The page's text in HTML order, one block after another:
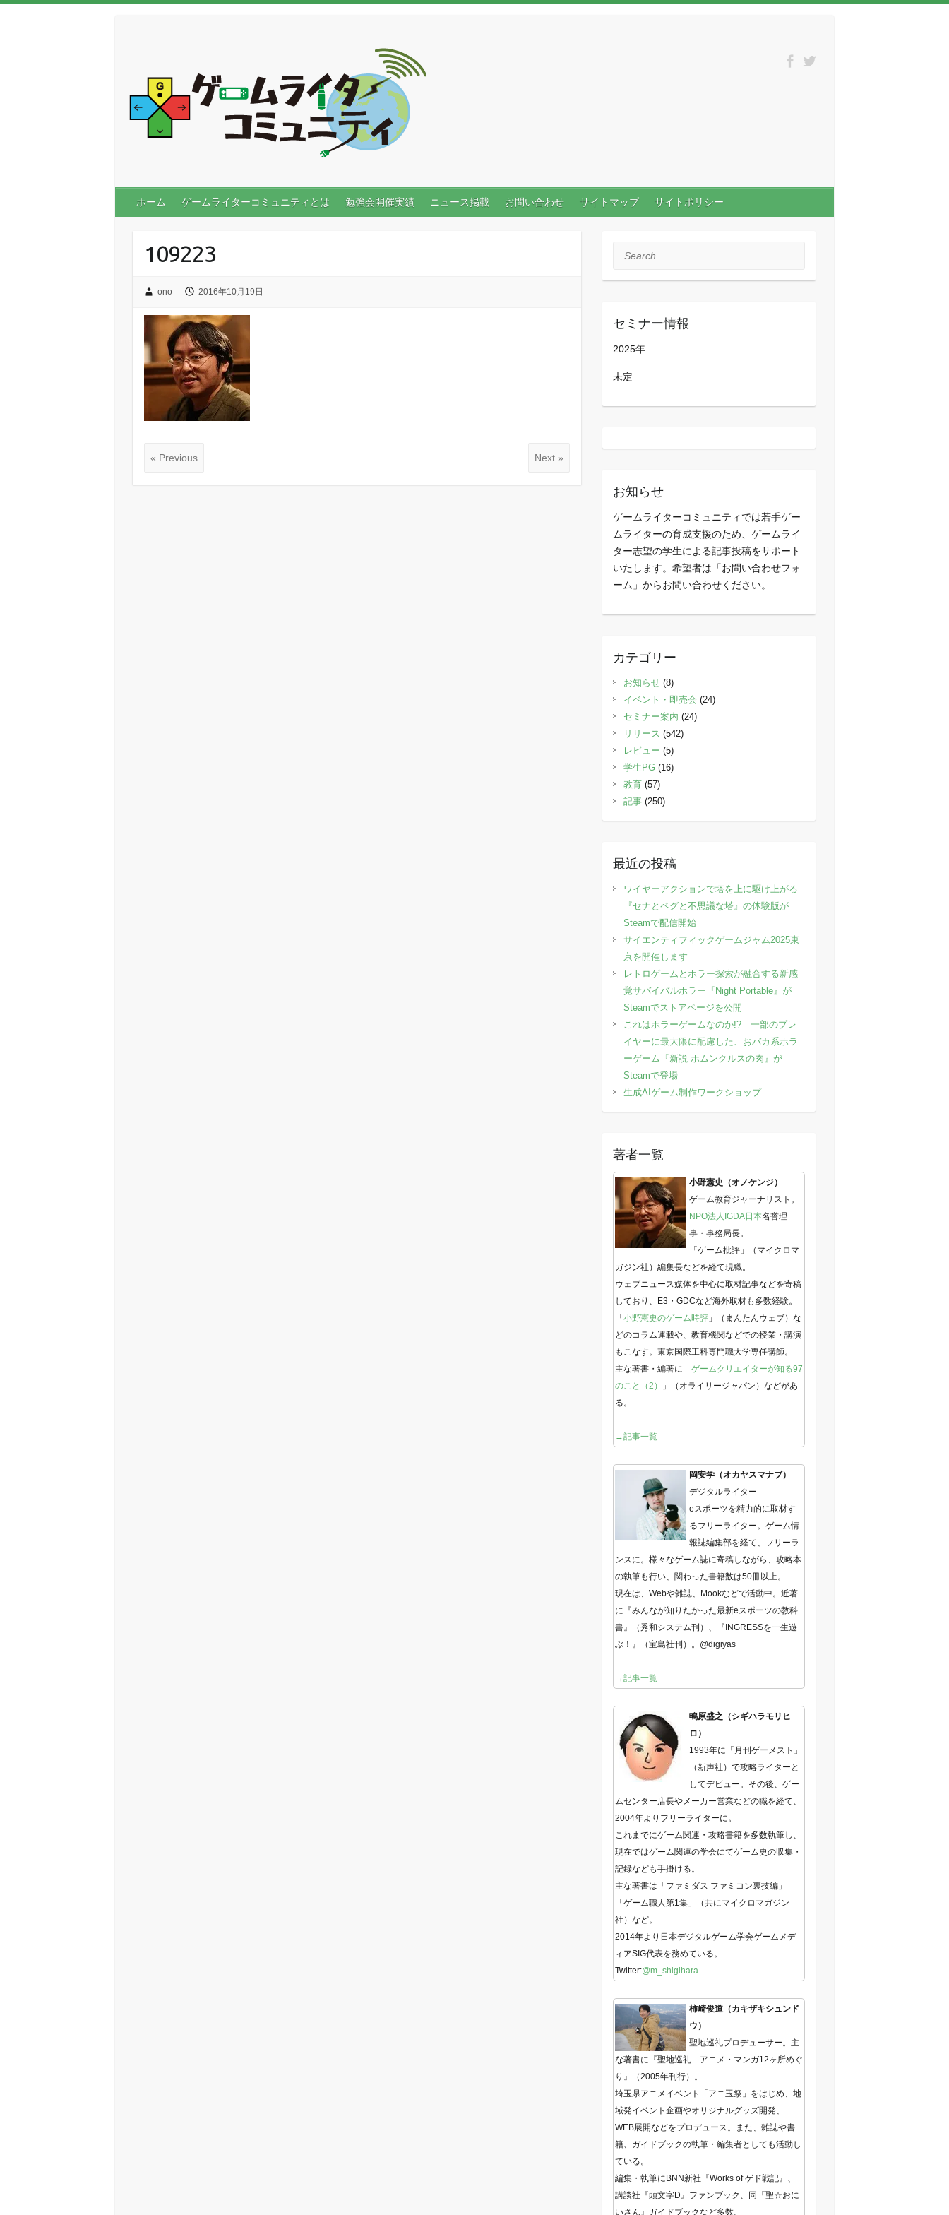
ホーム ゲームライターコミュニティとは 勉強会開催実績 ニュース掲載 お問い合わせ サイトマップ サイトポリシー
109223
ono 2016年10月19日
« Previous Next »
Search
セミナー情報
2025年
未定
お知らせ
ゲームライターコミュニティでは若手ゲー
ムライターの育成支援のため、ゲームライ
ター志望の学生による記事投稿をサポート
いたします。希望者は「お問い合わせフォ
ーム」からお問い合わせください。
カテゴリー
お知らせ(8)
イベント・即売会 (24)
セミナー案内 (24)
リリース (542)
レビュー (5)
学生PG(16)
教育(57)
記事(250)
最近の投稿
ワイヤーアクションで塔を上に駆け上がる
『セナとペグと不思議な塔』の体験版が
Steamで配信開始
サイエンティフィックゲームジャム2025東
京を開催します
レトロゲームとホラー探索が融合する新感
覚サバイバルホラー『Night Portable』が
Steamでストアページを公開
これはホラーゲームなのか!? 一部のプレ
イヤーに最大限に配慮した、おバカ系ホラ
ーゲーム『新説 ホムンクルスの肉』が
Steamで登場
生成AIゲーム制作ワークショップ
著者一覧
小野憲史（オノケンジ）
ゲーム教育ジャーナリスト。
NPO法人IGDA日本名誉理
事・事務局長。
「ゲーム批評」（マイクロマ
ガジン社）編集長などを経て現職。
ウェブニュース媒体を中心に取材記事などを寄稿
しており、E3・GDCなど海外取材も多数経験。
「 小野憲史のゲーム時評」（まんたんウェブ）な
どのコラム連載や、教育機関などでの授業・講演
もこなす。東京国際工科専門職大学専任講師。
主な著書・編著に「 ゲームクリエイターが知る97
のこと（2）
」（オライリージャパン）などがあ
る。
→記事一覧
岡安学（オカヤスマナブ）
デジタルライター
eスポーツを精力的に取材す
るフリーライター。ゲーム情
報誌編集部を経て、フリーラ
ンスに。様々なゲーム誌に寄稿しながら、攻略本
の執筆も行い、関わった書籍数は50冊以上。
現在は、Webや雑誌、Mookなどで活動中。近著
に『みんなが知りたかった最新eスポーツの教科
書』（秀和システム刊）、『INGRESSを一生遊
ぶ！』（宝島社刊）。@digiyas
→記事一覧
鴫原盛之（シギハラモリヒ
ロ）
1993年に「月刊ゲーメスト」
（新声社）で攻略ライターと
してデビュー。その後、ゲー
ムセンター店長やメーカー営業などの職を経て、
2004年よりフリーライターに。
これまでにゲーム関連・攻略書籍を多数執筆し、
現在ではゲーム関連の学会にてゲーム史の収集・
記録なども手掛ける。
主な著書は「ファミダス ファミコン裏技編」
「ゲーム職人第1集」（共にマイクロマガジン
社）など。
2014年より日本デジタルゲーム学会ゲームメデ
ィアSIG代表を務めている。
Twitter:@m_shigihara
柿崎俊道（カキザキシュンド
ウ）
聖地巡礼プロデューサー。主
な著書に『聖地巡礼 アニメ・マンガ12ヶ所めぐ
り』（2005年刊行）。
埼玉県アニメイベント「アニ玉祭」をはじめ、地
域発イベント企画やオリジナルグッズ開発、
WEB展開などをプロデュース。また、雑誌や書
籍、ガイドブックの執筆・編集者としても活動し
ている。
編集・執筆にBNN新社『Works of ゲド戦記』、
講談社『頭文字D』ファンブック、同『聖☆おに
いさん』ガイドブックなど多数。